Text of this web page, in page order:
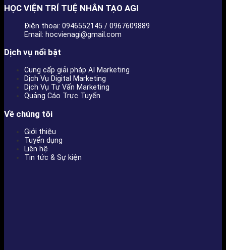
HỌC VIỆN TRÍ TUỆ NHÂN TẠO AGI
Điện thoại: 0946552145 / 0967609889
Email: hocvienagi@gmail.com
Dịch vụ nổi bật
Cung cấp giải pháp AI Marketing
Dịch Vụ Digital Marketing
Dịch Vụ Tư Vấn Marketing
Quảng Cáo Trực Tuyến
Về chúng tôi
Giới thiệu
Tuyển dụng
Liên hệ
Tin tức & Sự kiện